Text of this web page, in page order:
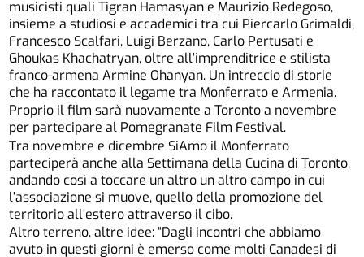
musicisti quali Tigran Hamasyan e Maurizio Redegoso,
insieme a studiosi e accademici tra cui Piercarlo Grimaldi,
Francesco Scalfari, Luigi Berzano, Carlo Pertusati e
Ghoukas Khachatryan, oltre all’imprenditrice e stilista
franco-armena Armine Ohanyan. Un intreccio di storie
che ha raccontato il legame tra Monferrato e Armenia.
Proprio il film sarà nuovamente a Toronto a novembre
per partecipare al Pomegranate Film Festival.
Tra novembre e dicembre SiAmo il Monferrato
parteciperà anche alla Settimana della Cucina di Toronto,
andando così a toccare un altro un altro campo in cui
l’associazione si muove, quello della promozione del
territorio all’estero attraverso il cibo.
Altro terreno, altre idee: “Dagli incontri che abbiamo
avuto in questi giorni è emerso come molti Canadesi di